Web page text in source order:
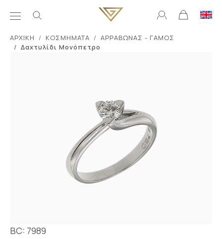
ΑΡΧΙΚΗ ΚΟΣΜΗΜΑΤΑ
ΑΡΡΑΒΩΝΑΣ - ΓΑΜΟΣ
Δαχτυλίδι Μονόπετρο
BC: 7989